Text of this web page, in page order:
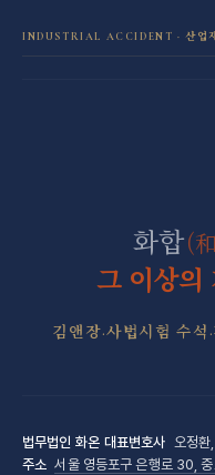
학교폭력 전담센터
INDUSTRIAL ACCIDENT · 산업
화합(
그 이상의
김앤장·사법시험 수
법무법인 화온 대표변호사 오정환
주소 서울 영등포구 은행로 30,